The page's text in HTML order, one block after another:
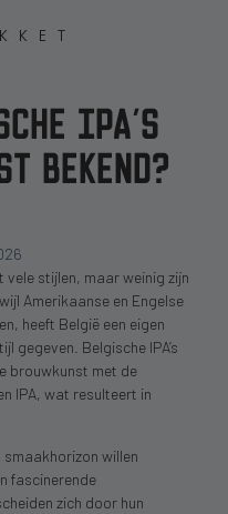
IPA’S
BEKEND?
stijlen, maar weinig zijn
Amerikaanse en Engelse
heeft België een eigen
gegeven. Belgische IPA’s
brouwkunst met de
IPA, wat resulteert in
willen
fascinerende
zich door hun